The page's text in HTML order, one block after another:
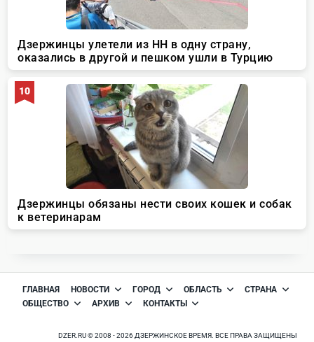
ГЛАВНАЯ НОВОСТИ ГОРОД ОБЛАСТЬ
СТРАНА
ОБЩЕСТВО
АРХИВ КОНТАКТЫ
DZER.RU © 2008 - 2026 ДЗЕРЖИНСКОЕ ВРЕМЯ. ВСЕ ПРАВА ЗАЩИЩЕНЫ